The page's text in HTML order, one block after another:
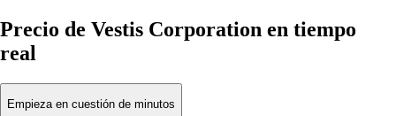
Precio de Vestis Corporation en tiempo
real
Empieza en cuestión de minutos